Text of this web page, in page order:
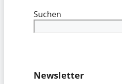
Suchen
Newsletter